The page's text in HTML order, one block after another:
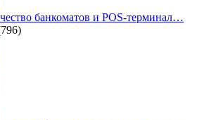
банкоматов и POS-терминал…